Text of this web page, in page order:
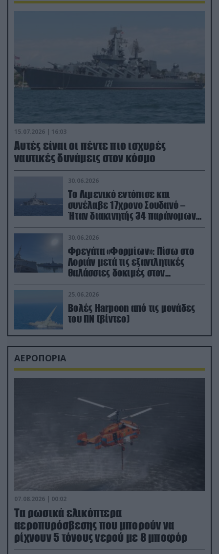
15.07.2026 | 16:03
Aυτές είναι οι πέντε πιο ισχυρές
ναυτικές δυνάμεις στον κόσμο
30.06.2026
Το Λιμενικό εντόπισε και
συνέλαβε 17χρονο Σουδανό –
Ήταν διακινητής 34 παράνομων
μεταναστών
30.06.2026
Φρεγάτα «Φορμίων»: Πίσω στο
Λοριάν μετά τις εξαντλητικές
θαλάσσιες δοκιμές στον
απαιτητικό Βισκαϊκό
25.06.2026
Βολές Harpoon από τις μονάδες
του ΠΝ (βίντεο)
ΑΕΡΟΠΟΡΙΑ
07.08.2026 | 00:02
Τα ρωσικά ελικόπτερα
αεροπυρόσβεσης που μπορούν να
ρίχνουν 5 τόνους νερού με 8 μποφόρ